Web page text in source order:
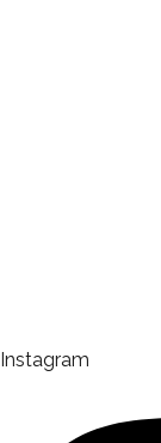
Instagram